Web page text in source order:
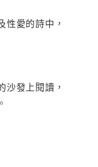
性愛的詩中，
沙發上閱讀，
並沉浸於其中，